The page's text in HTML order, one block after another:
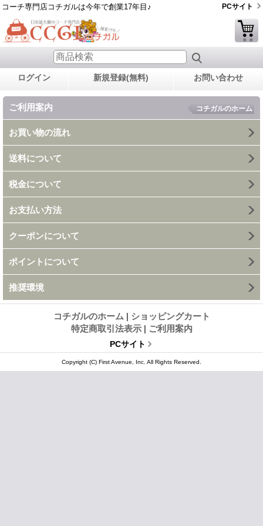
コーチ専門店コチガルは今年で創業17年目♪ PCサイト
ログイン 新規登録(無料) お問い合わせ
ご利用案内 コチガルのホーム
お買い物の流れ
送料について
税金について
お支払い方法
クーポンについて
ポイントについて
推奨環境
コチガルのホーム | ショッピングカート
特定商取引法表示 | ご利用案内
PCサイト
Copyright (C) First Avenue, Inc. All Rights Reserved.